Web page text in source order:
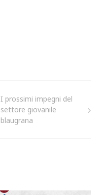
I prossimi impegni del
settore giovanile
blaugrana